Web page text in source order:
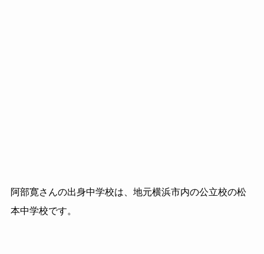
阿部寛さんの出身中学校は、地元横浜市内の公立校の松
本中学校です。